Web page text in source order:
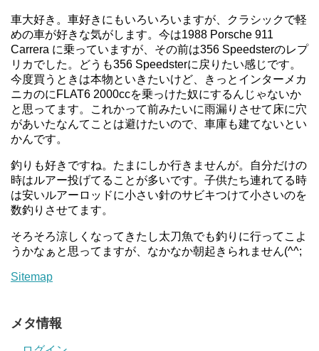
車大好き。車好きにもいろいろいますが、クラシックで軽
めの車が好きな気がします。今は1988 Porsche 911
Carrera に乗っていますが、その前は356 Speedsterのレプ
リカでした。どうも356 Speedsterに戻りたい感じです。
今度買うときは本物といきたいけど、きっとインターメカ
ニカのにFLAT6 2000ccを乗っけた奴にするんじゃないか
と思ってます。これかって前みたいに雨漏りさせて床に穴
があいたなんてことは避けたいので、車庫も建てないとい
かんです。
釣りも好きですね。たまにしか行きませんが。自分だけの
時はルアー投げてることが多いです。子供たち連れてる時
は安いルアーロッドに小さい針のサビキつけて小さいのを
数釣りさせてます。
そろそろ涼しくなってきたし太刀魚でも釣りに行ってこよ
うかなぁと思ってますが、なかなか朝起きられません(^^;
Sitemap
メタ情報